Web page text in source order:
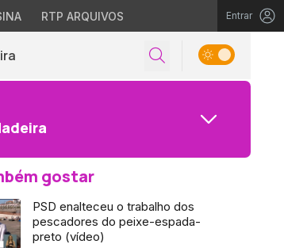
RTP ARQUIVOS Entrar
gostar
PSD enalteceu o trabalho dos
pescadores do peixe-espada-
preto (vídeo)